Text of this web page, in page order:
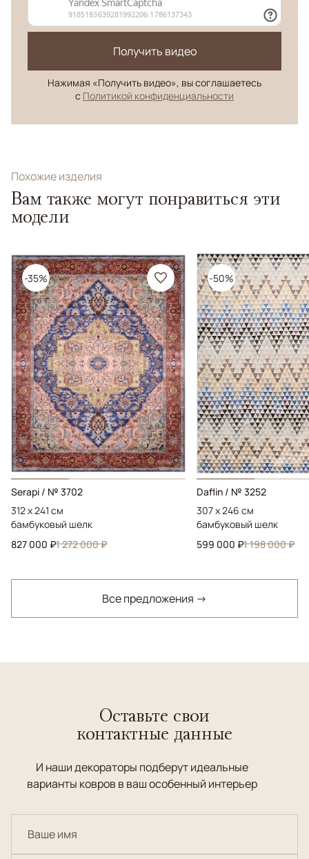
Получить видео
Нажимая «Получить видео», вы соглашаетесь
с Политикой конфиденциальности
Похожие изделия
Вам также могут понравиться эти
модели
-35%
Serapi / № 3702
312 x 241 см
бамбуковый шелк
827 000 ₽1 272 000 ₽
-50%
Daflin / № 3252
307 x 246 см
бамбуковый шелк
599 000 ₽1 198 000 ₽
Все предложения →
Оставьте свои
контактные данные
И наши декораторы подберут идеальные
варианты ковров в ваш особенный интерьер